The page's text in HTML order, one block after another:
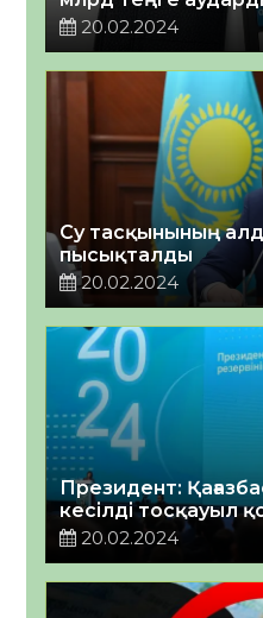
20.02.2024
Су тасқынының
пысықталды
20.02.2024
Президент:
кесілді тосқауыл
20.02.2024